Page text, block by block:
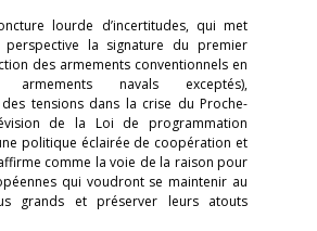
lourde d’incertitudes, qui met
la signature du premier
des armements conventionnels en
navals exceptés),
des tensions dans la crise du Proche-
de la Loi de programmation
politique éclairée de coopération et
comme la voie de la raison pour
qui voudront se maintenir au
grands et préserver leurs atouts